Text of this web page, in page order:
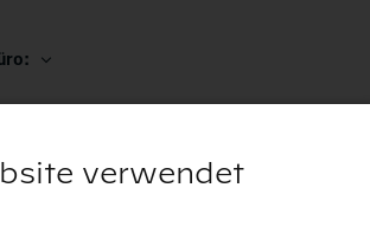
verwendet